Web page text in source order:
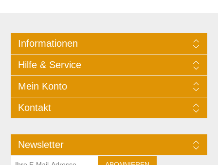
Informationen
Hilfe & Service
Mein Konto
Kontakt
Newsletter